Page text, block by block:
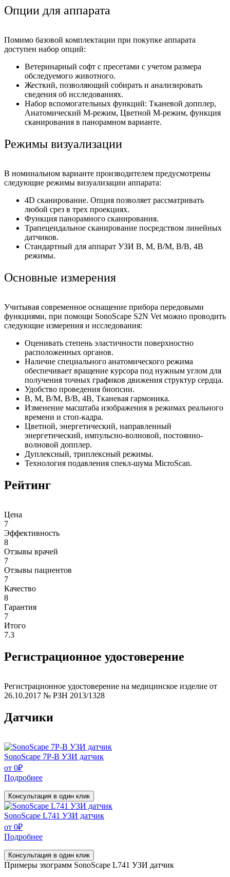
Опции для аппарата
Помимо базовой комплектации при покупке аппарата
доступен набор опций:
Ветеринарный софт с пресетами с учетом размера
обследуемого животного.
Жесткий, позволяющий собирать и анализировать
сведения об исследованиях.
Набор вспомогательных функций: Тканевой допплер,
Анатомический М-режим, Цветной М-режим, функция
сканирования в панорамном варианте.
Режимы визуализации
В номинальном варианте производителем предусмотрены
следующие режимы визуализации аппарата:
4D сканирование. Опция позволяет рассматривать
любой срез в трех проекциях.
Функция панорамного сканирования.
Трапецеидальное сканирование посредством линейных
датчиков.
Стандартный для аппарат УЗИ В, М, В/М, В/В, 4В
режимы.
Основные измерения
Учитывая современное оснащение прибора передовыми
функциями, при помощи SonoScape S2N Vet можно проводить
следующие измерения и исследования:
Оценивать степень эластичности поверхностно
расположенных органов.
Наличие специального анатомического режима
обеспечивает вращение курсора под нужным углом для
получения точных графиков движения структур сердца.
Удобство проведения биопсии.
В, М, В/М, В/В, 4В, Тканевая гармоника.
Изменение масштаба изображения в режимах реального
времени и стоп-кадра.
Цветной, энергетический, направленный
энергетический, импульсно-волновой, постоянно-
волновой допплер.
Дуплексный, триплексный режимы.
Технология подавления спекл-шума MicroScan.
Рейтинг
Цена
7
Эффективность
8
Отзывы врачей
7
Отзывы пациентов
7
Качество
8
Гарантия
7
Итого
7.3
Регистрационное удостоверение
Регистрационное удостоверение на медицинское изделие от
26.10.2017 № РЗН 2013/1328
Датчики
SonoScape 7P-B УЗИ датчик
от 0₽
Подробнее
Консультация в один клик
SonoScape L741 УЗИ датчик
от 0₽
Подробнее
Консультация в один клик
Примеры эхограмм SonoScape L741 УЗИ датчик